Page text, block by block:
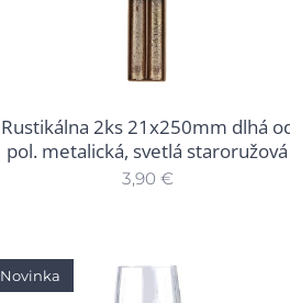
Rustikálna 2ks 21x250mm dlhá
pol. metalická, svetlá staroružová
3,90€
Novinka